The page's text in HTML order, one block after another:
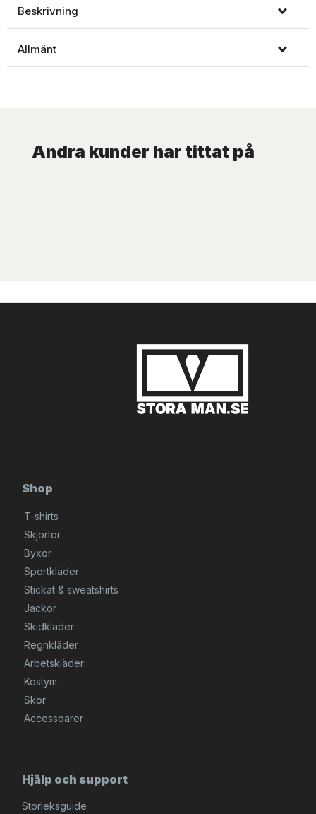
Beskrivning
Allmänt
Andra kunder har tittat på
Shop
T-shirts
Skjortor
Byxor
Sportkläder
Stickat & sweatshirts
Jackor
Skidkläder
Regnkläder
Arbetskläder
Kostym
Skor
Accessoarer
Hjälp och support
Storleksguide